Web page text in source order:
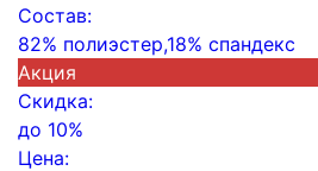
Состав:
82% полиэстер,18% спандекс
Акция
Скидка:
до 10%
Цена: